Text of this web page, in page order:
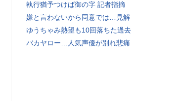
執行猶予つけば御の字 記者指摘
嫌と言わないから同意では…見解
ゆうちゃみ熱望も10回落ちた過去
バカヤロー…人気声優が別れ悲痛